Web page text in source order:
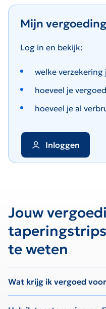
Mijn
Log in en bekijk:
welke verzekering
hoeveel je
hoeveel je al
Inloggen
Jouw
te weten
Wat krijg ik vergoed